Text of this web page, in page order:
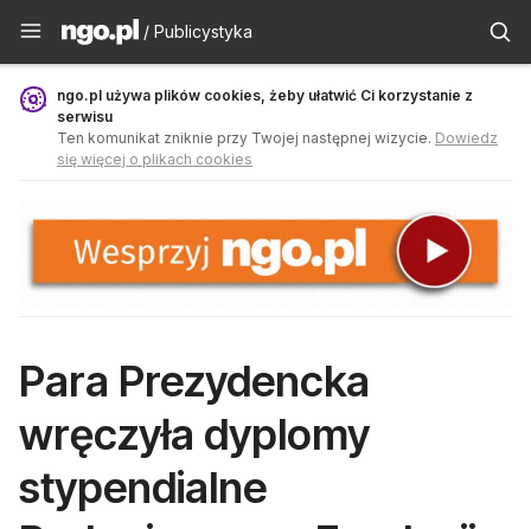
Publicystyka - ngo.pl
/ Publicystyka
ngo.pl używa plików cookies, żeby ułatwić Ci korzystanie z
serwisu
Ten komunikat zniknie przy Twojej następnej wizycie. Dowiedz
się więcej o plikach cookies
Para Prezydencka
wręczyła dyplomy
stypendialne